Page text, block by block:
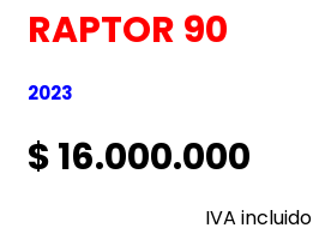
RAPTOR 90
2023
$ 16.000.000
IVA incluido